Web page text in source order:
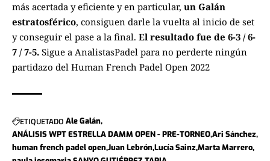
más acertada y eficiente y en particular, un Galán
estratosférico, consiguen darle la vuelta al inicio de set
y conseguir el pase a la final. El resultado fue de 6-3 / 6-
7 / 7-5. Sigue a AnalistasPadel para no perderte ningún
partidazo del Human French Padel Open 2022
ETIQUETADO Ale Galán
ANÁLISIS WPT ESTRELLA DAMM OPEN - PRE-TORNEOAri Sánchez
human french padel openJuan LebrónLucía SainzMarta Marrero